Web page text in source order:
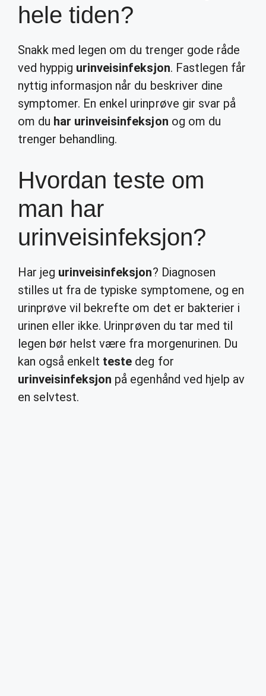
hele tiden?
Snakk med legen om du trenger gode råde
ved hyppig urinveisinfeksjon. Fastlegen får
nyttig informasjon når du beskriver dine
symptomer. En enkel urinprøve gir svar på
om du har urinveisinfeksjon og om du
trenger behandling.
Hvordan teste om
man har
urinveisinfeksjon?
Har jeg urinveisinfeksjon? Diagnosen
stilles ut fra de typiske symptomene, og en
urinprøve vil bekrefte om det er bakterier i
urinen eller ikke. Urinprøven du tar med til
legen bør helst være fra morgenurinen. Du
kan også enkelt teste deg for
urinveisinfeksjon på egenhånd ved hjelp av
en selvtest.